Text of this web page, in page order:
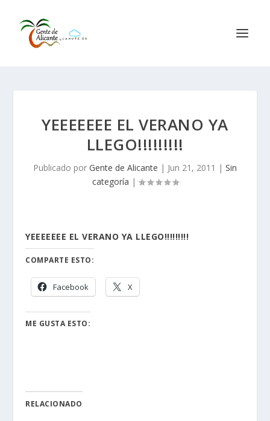
YEEEEEEE EL VERANO YA
LLEGO!!!!!!!!!
Publicado por Gente de Alicante | Jun 21, 2011 | Sin
categoría |
YEEEEEEE EL VERANO YA LLEGO!!!!!!!!!
COMPARTE ESTO:
Facebook X
ME GUSTA ESTO:
RELACIONADO